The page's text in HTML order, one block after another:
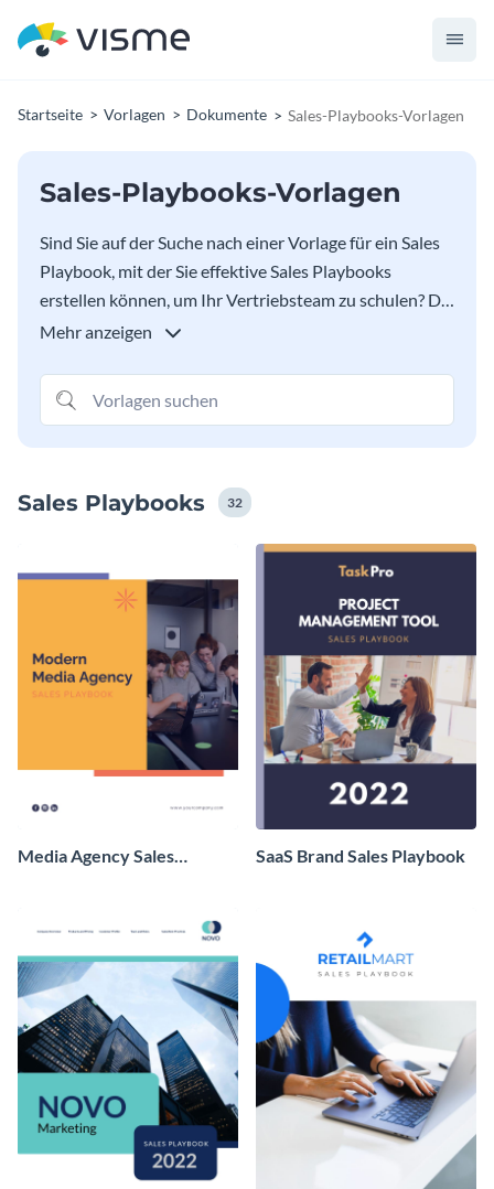
Startseite Vorlagen Dokumente Sales-Playbooks-Vorlagen
Sales-Playbooks-Vorlagen
Sind Sie auf der Suche nach einer Vorlage für ein Sales
Playbook, mit der Sie effektive Sales Playbooks
erstellen können, um Ihr Vertriebsteam zu schulen? Die
Bibliothek von Visme mit Playbook-Vorlagen für den
Playbook-Vorlagen an, indem Sie Ihre Farben,
Schriftarten, Ihr Logo und andere Elemente
Datenvisualisierungen, um Ihre Informationen zum
Mehr anzeigen
Sales Playbooks 32
Media Agency Sales
SaaS Brand Sales Playbook